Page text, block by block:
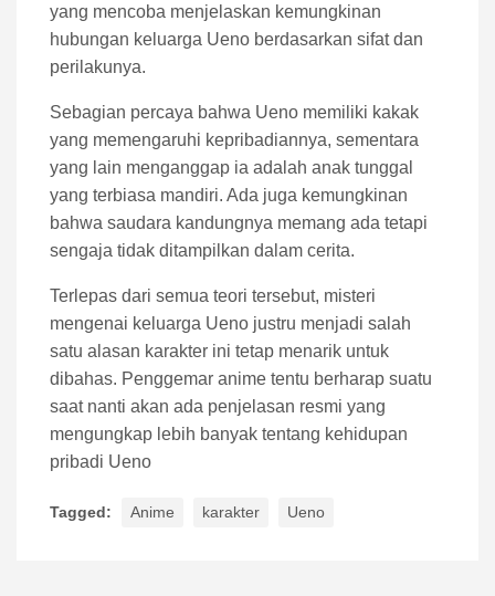
yang mencoba menjelaskan kemungkinan
hubungan keluarga Ueno berdasarkan sifat dan
perilakunya.
Sebagian percaya bahwa Ueno memiliki kakak
yang memengaruhi kepribadiannya, sementara
yang lain menganggap ia adalah anak tunggal
yang terbiasa mandiri. Ada juga kemungkinan
bahwa saudara kandungnya memang ada tetapi
sengaja tidak ditampilkan dalam cerita.
Terlepas dari semua teori tersebut, misteri
mengenai keluarga Ueno justru menjadi salah
satu alasan karakter ini tetap menarik untuk
dibahas. Penggemar anime tentu berharap suatu
saat nanti akan ada penjelasan resmi yang
mengungkap lebih banyak tentang kehidupan
pribadi Ueno
Tagged: Anime karakter Ueno